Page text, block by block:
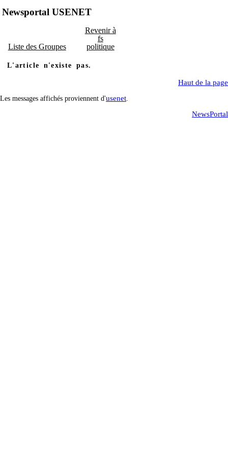
Newsportal USENET
Liste des Groupes
Revenir à
fs
politique
L'article n'existe pas.
Haut de la page
Les messages affichés proviennent d'usenet
NewsPortal